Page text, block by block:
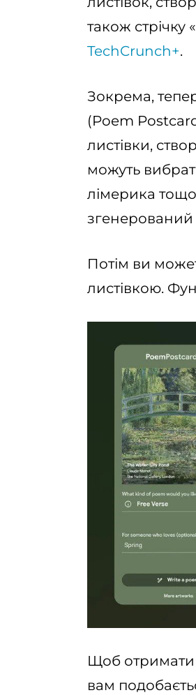
також
TechCrunch+.
Зокрема,
(Poem
листівки,
можуть
лімерика
згенерований
Потім ви
листівкою.
Щоб отримати
вам